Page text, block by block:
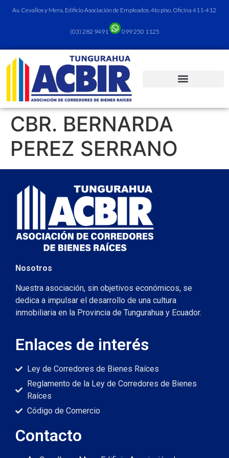
Av. Cevallos y Mera. Edificio Asociación de Empleados. 4to piso. Oficina 411-412
(03) 282 9491 099 250 1125
CBR. BERNARDA
PEREZ SERRANO
Nosotros
Nuestra asociación, sin objetivos económicos, se
dedica a impulsar el desarrollo de una cultura
inmobiliaria en la Provincia de Tungurahua y Ecuador.
Enlaces de interés
Ley de Corredores de Bienes Raíces
Reglamento de la Ley de Corredores de Bienes
Raíces
Código de Comercio
Contacto